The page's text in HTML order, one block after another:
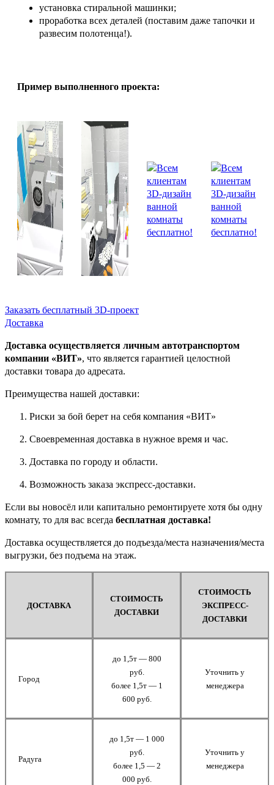
установка стиральной машинки;
проработка всех деталей (поставим даже тапочки и
развесим полотенца!).
Пример выполненного проекта:
Заказать бесплатный 3D-проект
Доставка
Доставка осуществляется личным автотранспортом
компании «ВИТ», что является гарантией целостной
доставки товара до адресата.
Преимущества нашей доставки:
Риски за бой берет на себя компания «ВИТ»
Своевременная доставка в нужное время и час.
Доставка по городу и области.
Возможность заказа экспресс-доставки.
Если вы новосёл или капитально ремонтируете хотя бы одну
комнату, то для вас всегда бесплатная доставка!
Доставка осуществляется до подъезда/места назначения/места
выгрузки, без подъема на этаж.
ДОСТАВКА
СТОИМОСТЬ
ДОСТАВКИ
СТОИМОСТЬ
ЭКСПРЕСС-
ДОСТАВКИ
Город
до 1,5т — 800
руб.
более 1,5т — 1
600 руб.
Уточнить у
менеджера
Радуга
до 1,5т — 1 000
руб.
более 1,5 — 2
000 руб.
Уточнить у
менеджера